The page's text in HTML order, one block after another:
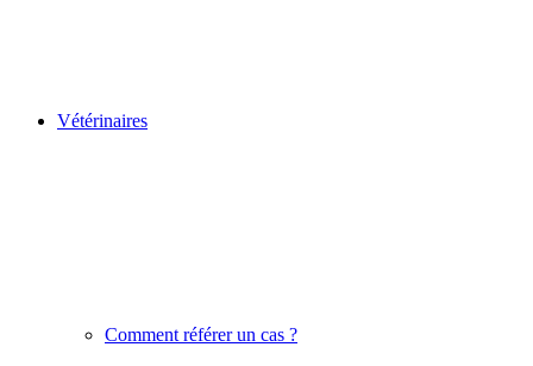
Vétérinaires
Comment référer un cas ?